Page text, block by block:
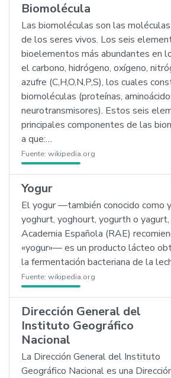
Biomolécula
Las biomoléculas son las
de los seres vivos. Los seis
bioelementos más abundantes en
el carbono, hidrógeno, oxígeno,
azufre (C,H,O,N,P,S), los cuales
biomoléculas (proteínas,
neurotransmisores). Estos seis
principales componentes de las
a que:…
Fuente: wikipedia.org
Yogur
El yogur —también conocido como
yoghurt, yoghourt, yogurth o
Academia Española (RAE)
«yogur»— es un producto lácteo
la fermentación bacteriana de la
Fuente: wikipedia.org
Dirección General del
Instituto Geográfico
Nacional
La Dirección General del Instituto
Geográfico Nacional es una